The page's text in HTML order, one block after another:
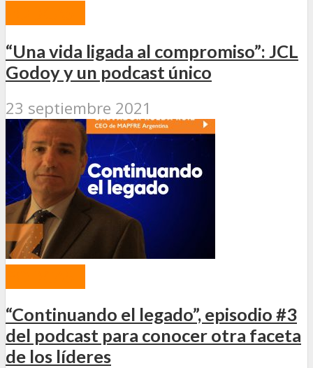
“Una vida ligada al compromiso”: JCL
Godoy y un podcast único
23 septiembre 2021
“Continuando el legado”, episodio #3
del podcast para conocer otra faceta
de los líderes